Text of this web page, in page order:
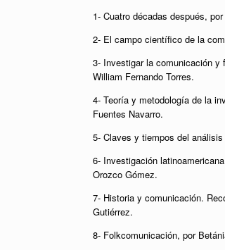
1- Cuatro décadas después,
2- El campo científico de la
3- Investigar la comunicación y
William Fernando Torres.
4- Teoría y metodología de la
Fuentes Navarro.
5- Claves y tiempos del
6- Investigación
Orozco Gómez.
7- Historia y comunicación.
Gutiérrez.
8- Folkcomunicación, por